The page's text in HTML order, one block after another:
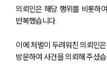
의뢰인은 해당 행위를 비롯하
반복했습니다.
이에 처벌이 두려워진 의뢰인
방문하여 사건을 의뢰해 주셨